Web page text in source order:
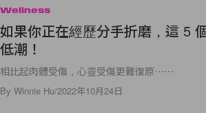
Wellness
如果你正在經歷分手折磨，這 5
低潮！
相比起肉體受傷，心靈受傷更難復原⋯⋯
By Winnie Hu/2022年10月24日